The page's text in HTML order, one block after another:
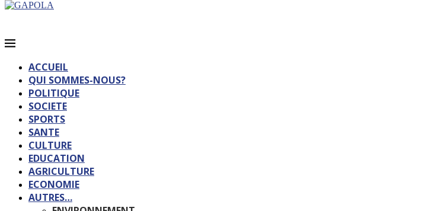
ACCUEIL
QUI SOMMES-NOUS?
POLITIQUE
SOCIETE
SPORTS
SANTE
CULTURE
EDUCATION
AGRICULTURE
ECONOMIE
AUTRES…